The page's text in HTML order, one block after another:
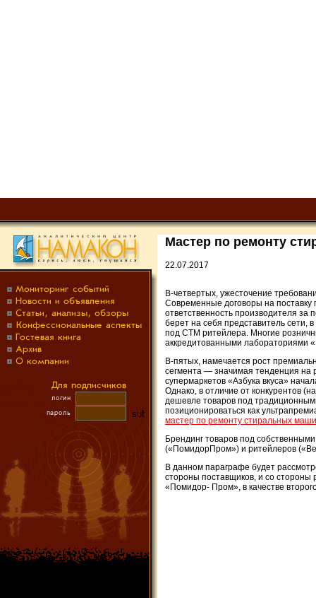
Мастер по ремонту
22.07.2017
В-четвертых, ужесточение
Современные договоры на поставку
ответственность производителя за
берет на себя представитель сети,
под СТМ ритейлера. Многие
аккредитованными
В-пятых, намечается рост
сегмента — значимая тенденция на
супермаркетов «Азбука вкуса»
Однако, в отличие от конкурентов
дешевле товаров под
позиционироваться как
мастер по ремонту стиральных
Брендинг товаров под
(«ПомидорПром») и ритейлеров
В данном параграфе будет
стороны поставщиков, и со стороны
«Помидор- Пром», в качестве